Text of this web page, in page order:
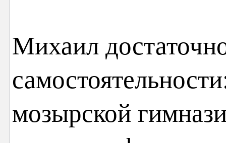
Михаил
мозырской